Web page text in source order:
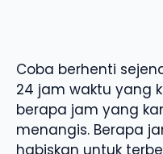
Coba berhenti
24 jam waktu yang
berapa jam yang
menangis. Berapa
habiskan untuk